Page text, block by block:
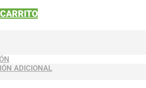
ADICIONAL